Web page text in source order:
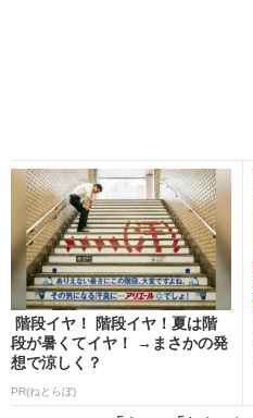
階段イヤ！ 階段イヤ！夏は階
段が暑くてイヤ！ →まさかの発
想で涼しく？
PR(ねとらぼ)